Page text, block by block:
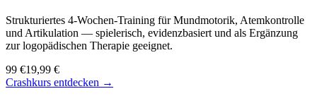
Strukturiertes 4-Wochen-Training für Mundmotorik, Atemkontrolle
und Artikulation — spielerisch, evidenzbasiert und als Ergänzung
zur logopädischen Therapie geeignet.
99 €19,99 €
Crashkurs entdecken →